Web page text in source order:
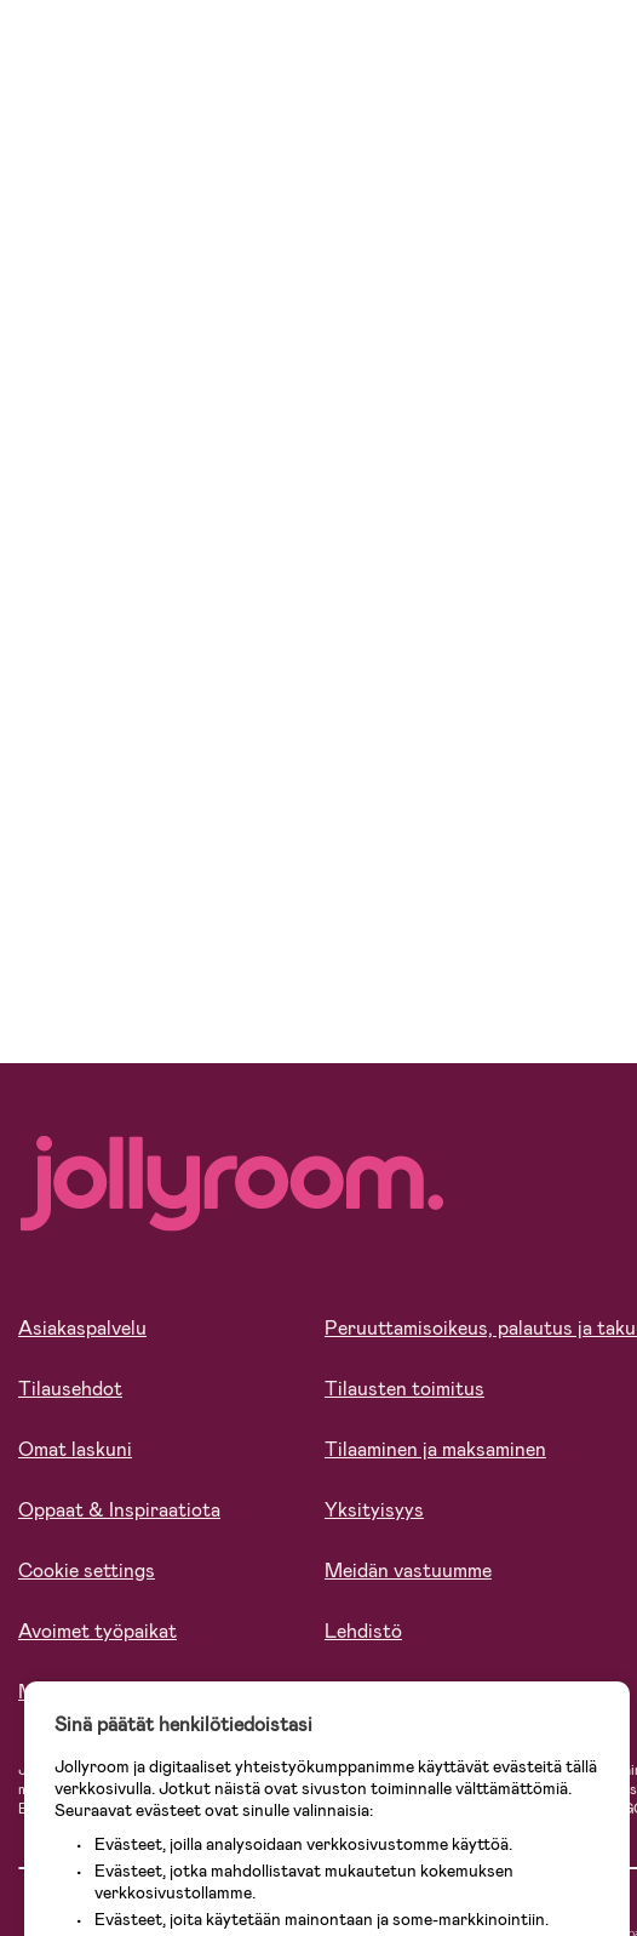
Asiakaspalvelu
Tilausehdot
Omat laskuni
Oppaat & Inspiraatiota
Cookie settings
Avoimet työpaikat
Meistä
Peruuttamisoikeus, palautus ja
Tilausten toimitus
Tilaaminen ja maksaminen
Yksityisyys
Meidän vastuumme
Lehdistö
Jollyroomin laajasta valikoimasta tilaat kaiken tarvittavan lapsiperheelle nopeasti, helposti ja
mielin. Jollyroomilta saat lastenvaunut, turvaistuimet, vaatteet vauvoille ja lapsille,
Baby Jogger, BabyBjörn, Didriksons, KidKraft, Ergobaby, Philips Avent, Neonate, Cybex,
Sinä päätät henkilötiedoistasi
Jollyroom ja digitaaliset yhteistyökumppanimme käyttävät evästeitä tällä
verkkosivulla. Jotkut näistä ovat sivuston toiminnalle välttämättömiä.
Seuraavat evästeet ovat sinulle valinnaisia:
Evästeet, joilla analysoidaan verkkosivustomme käyttöä.
Evästeet, jotka mahdollistavat mukautetun kokemuksen
verkkosivustollamme.
Evästeet, joita käytetään mainontaan ja some-markkinointiin.